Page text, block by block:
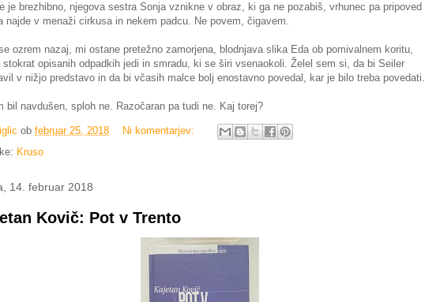
je brezhibno, njegova sestra Sonja vznikne v obraz, ki ga ne pozabiš, vrhunec pa pripoved
najde v menaži cirkusa in nekem padcu. Ne povem, čigavem.
ozrem nazaj, mi ostane pretežno zamorjena, blodnjava slika Eda ob pomivalnem koritu,
stokrat opisanih odpadkih jedi in smradu, ki se širi vsenaokoli. Želel sem si, da bi Seiler
v nižjo predstavo in da bi včasih malce bolj enostavno povedal, kar je bilo treba povedati.
bil navdušen, sploh ne. Razočaran pa tudi ne. Kaj torej?
ob februar 25, 2018
Ni komentarjev:
Kruso
14. februar 2018
Kovič: Pot v Trento